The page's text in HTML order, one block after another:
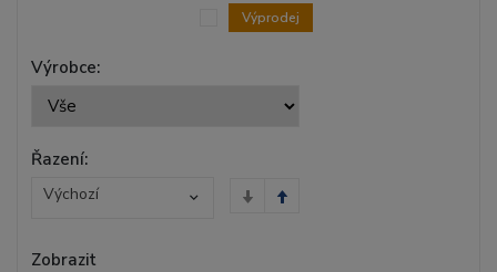
Výrobce:
Výprodej
Řazení:
Výchozí
Zobrazit